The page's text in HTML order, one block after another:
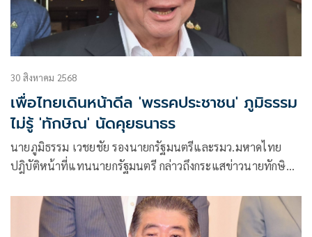
30 สิงหาคม 2568
เพื่อไทยเดินหน้าดีล 'พรรคประชาชน' ภูมิธรรม
ไม่รู้ 'ทักษิณ' นัดคุยธนาธร
นายภูมิธรรม เวชยชัย รองนายกรัฐมนตรีและรมว.มหาดไทย
ปฎิบัติหน้าที่แทนนายกรัฐมนตรี กล่าวถึงกระแสข่าวนายทักษิณ
รุ่งเรืองกิจ ประธานคณะก้าวหน้า